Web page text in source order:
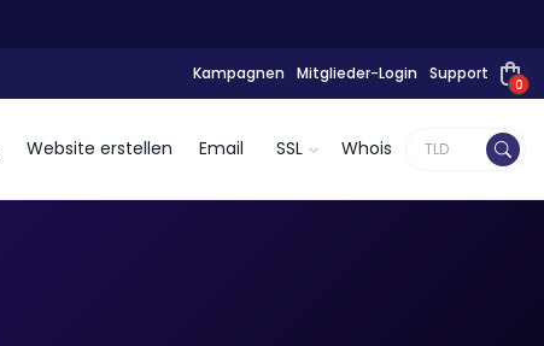
Kampagnen Mitglieder-Login Support
0
Website erstellen Email SSL Whois